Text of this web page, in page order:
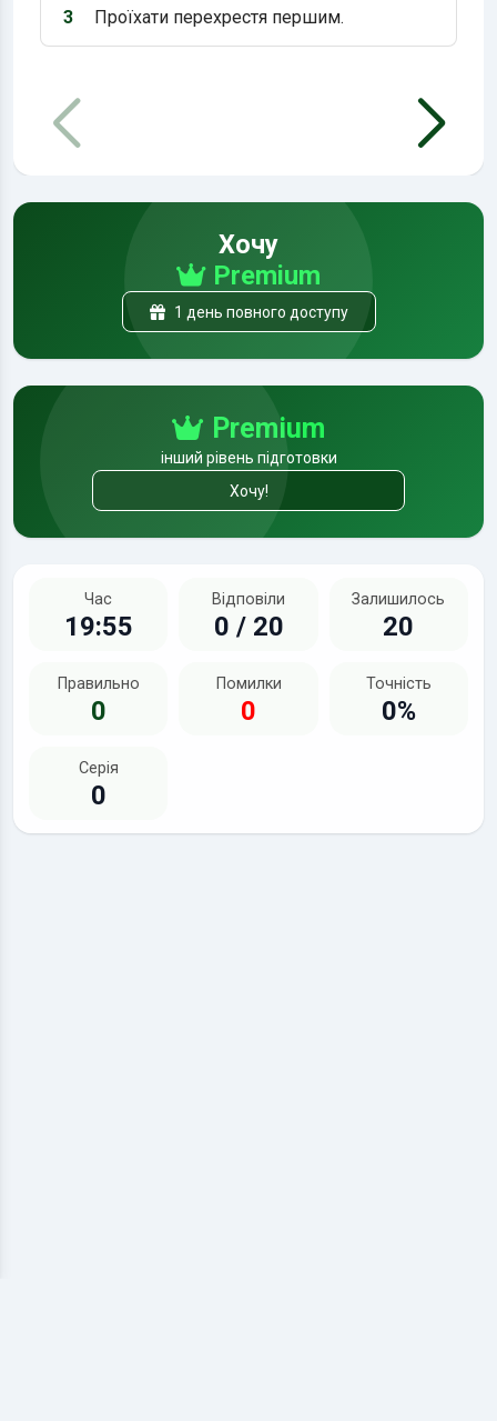
Варіант 3:
3 Проїхати перехрестя першим.
Хочу
Premium
1 день повного доступу
Premium
інший рівень підготовки
Хочу!
Час
19:55
Відповіли
0 / 20
Залишилось
20
Правильно
0
Помилки
0
Точність
0%
Серія
0